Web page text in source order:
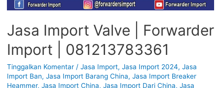
Jasa Import Valve | Forwarder
Import | 081213783361
Tinggalkan Komentar / Jasa Import, Jasa Import 2024, Jasa
Import Ban, Jasa Import Barang China, Jasa Import Breaker
Heammer, Jasa Import China, Jasa Import Dari China, Jasa